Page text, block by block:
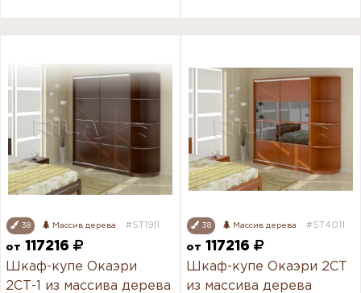
38 Массив дерева #ST1911
от 117216
Шкаф-купе Окаэри
2СТ-1 из массива дерева
38 Массив дерева #ST4011
от 117216
Шкаф-купе Окаэри 2СТ
из массива дерева